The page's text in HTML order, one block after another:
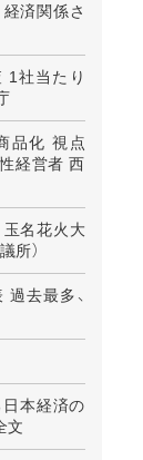
済関係さ
1社当たり
品化 視点
経営者 西
玉名花火大
所）
去最多、
本経済の
文